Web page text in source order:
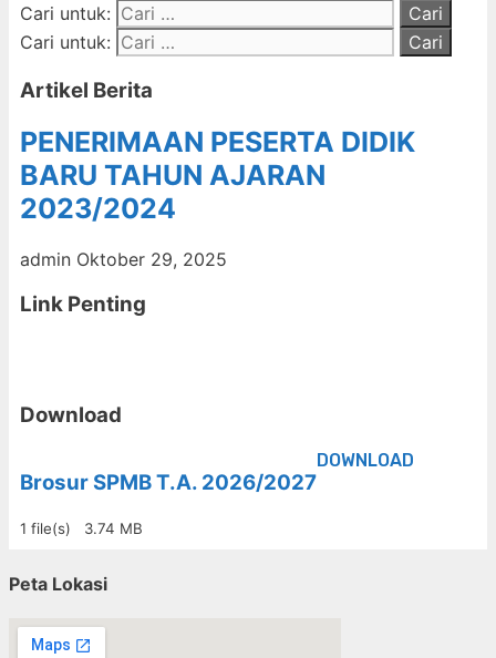
Cari untuk:
Cari untuk:
Artikel Berita
PENERIMAAN PESERTA DIDIK
BARU TAHUN AJARAN
2023/2024
admin Oktober 29, 2025
Link Penting
Download
Brosur SPMB T.A. 2026/2027
1 file(s) 3.74 MB
DOWNLOAD
Peta Lokasi